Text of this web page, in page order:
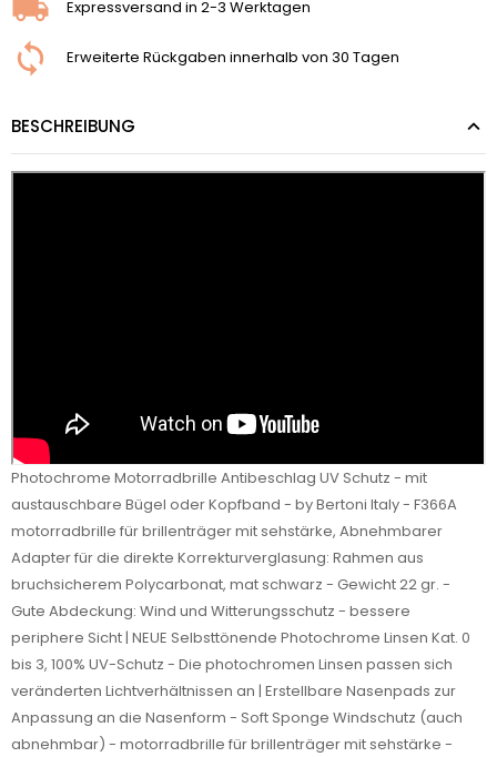
Expressversand in 2-3 Werktagen
Erweiterte Rückgaben innerhalb von 30 Tagen
BESCHREIBUNG
Photochrome Motorradbrille Antibeschlag UV Schutz - mit
austauschbare Bügel oder Kopfband - by Bertoni Italy - F366A
motorradbrille für brillenträger mit sehstärke, Abnehmbarer
Adapter für die direkte Korrekturverglasung: Rahmen aus
bruchsicherem Polycarbonat, mat schwarz - Gewicht 22 gr. -
Gute Abdeckung: Wind und Witterungsschutz - bessere
periphere Sicht | NEUE Selbsttönende Photochrome Linsen Kat. 0
bis 3, 100% UV-Schutz - Die photochromen Linsen passen sich
veränderten Lichtverhältnissen an | Erstellbare Nasenpads zur
Anpassung an die Nasenform - Soft Sponge Windschutz (auch
abnehmbar) - motorradbrille für brillenträger mit sehstärke -